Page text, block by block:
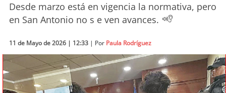
Actualidad
Economía
Deportes
Desde marzo está en vigencia la normativa, pero
en San Antonio no s e ven avances.
11 de Mayo de 2026 | 12:33 | Por Paula Rodríguez